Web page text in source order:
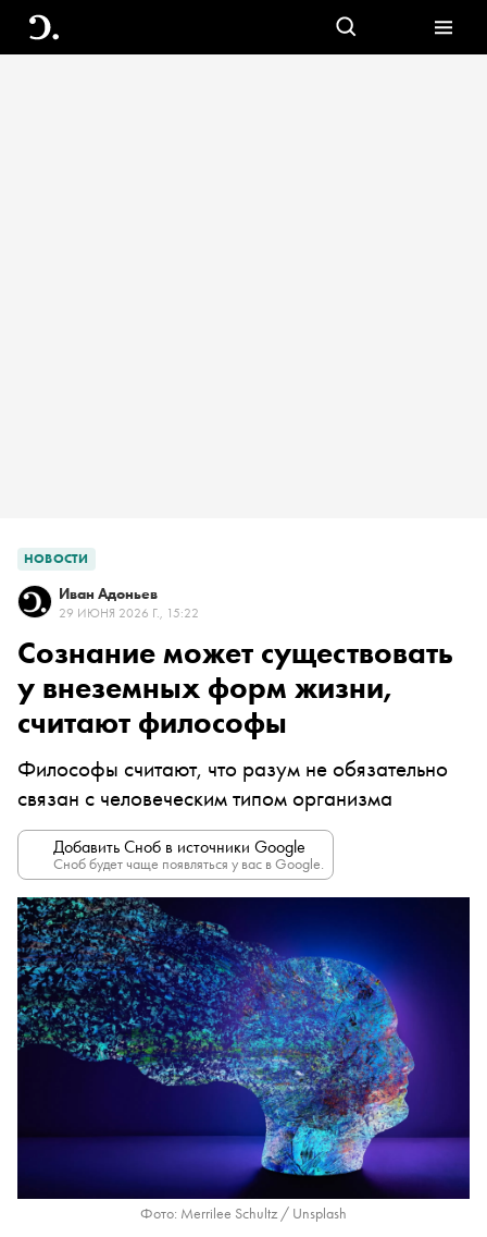
НОВОСТИ
Иван Адоньев
29 ИЮНЯ 2026 Г., 15:22
Сознание может существовать
у внеземных форм жизни,
считают философы
Философы считают, что разум не обязательно
связан с человеческим типом организма
Добавить Сноб в источники Google
Сноб будет чаще появляться у вас в Google.
Фото: Merrilee Schultz / Unsplash